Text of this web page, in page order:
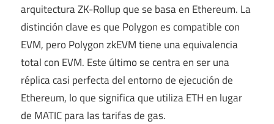
arquitectura ZK-Rollup que se basa en Ethereum. La
distinción clave es que Polygon es compatible con
EVM, pero Polygon zkEVM tiene una equivalencia
total con EVM. Este último se centra en ser una
réplica casi perfecta del entorno de ejecución de
Ethereum, lo que significa que utiliza ETH en lugar
de MATIC para las tarifas de gas.